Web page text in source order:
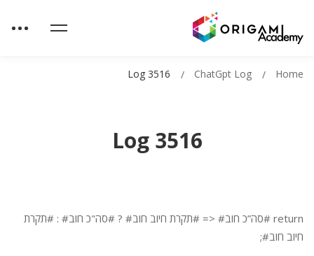
Log 3516
Home
ChatGpt Log
Log 3516
return #סה”כ חוב# <= #תקרת חיוב חוב# ? #סה"כ חוב# : #תקרת
חיוב חוב#;